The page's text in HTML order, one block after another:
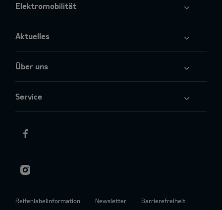
Elektromobilität
Aktuelles
Über uns
Service
Reifenlabelinformation Newsletter Barrierefreiheit